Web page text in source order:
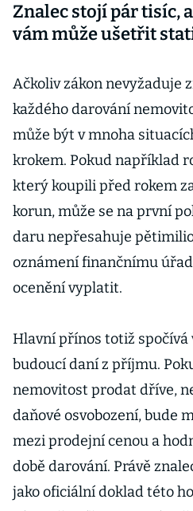
Znalec stojí pár tisíc,
vám může ušetřit
Ačkoliv zákon nevyžaduje
každého darování
může být v mnoha
krokem. Pokud například
který koupili před rokem
korun, může se na první
daru nepřesahuje
oznámení finančnímu
ocenění vyplatit.
Hlavní přínos totiž spočívá
budoucí daní z příjmu.
nemovitost prodat dříve,
daňové osvobození, bude
mezi prodejní cenou a
době darování. Právě
jako oficiální doklad této